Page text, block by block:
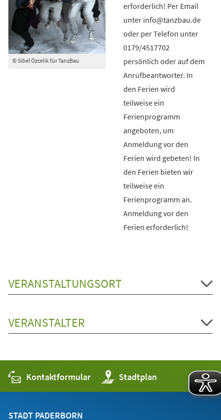
© Sibel Özcelik für TanzBau
erforderlich! Per Email
unter info@tanzbau.de
oder per Telefon unter
0179/4517702
persönlich oder auf dem
Anrufbeantworter. In
den Ferien wird
teilweise ein
Ferienprogramm
angeboten, um
Anmeldung vor den
Ferien wird gebeten! In
den Ferien bieten wir
teilweise ein
Ferienprogramm an.
Anmeldung vor den
Ferien erforderlich!
VERANSTALTUNGSORT
VERANSTALTER
Kontaktformular Stadtplan
(Öffnet
in
einem
STADT PADERBORN